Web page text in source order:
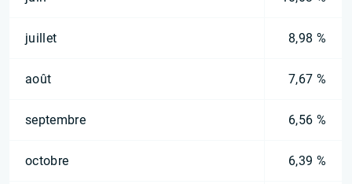
juillet 8,98 %
août 7,67 %
septembre 6,56 %
octobre 6,39 %